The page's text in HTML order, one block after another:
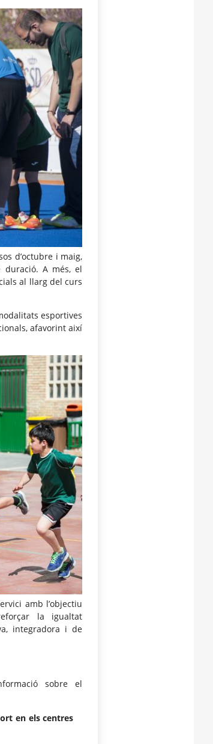
d’octubre i maig,
A més, el
al llarg del curs
esportives
afavorint així
amb l’objectiu
la igualtat
integradora i de
sobre el
en els centres